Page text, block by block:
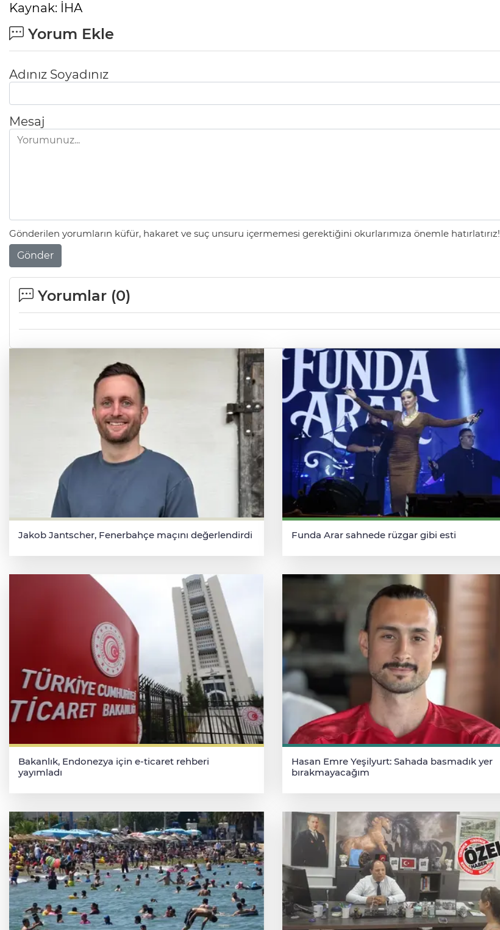
Kaynak: İHA
Yorum Ekle
Adınız Soyadınız
Mesaj
Gönderilen yorumların küfür, hakaret ve suç unsuru içermemesi gerektiğini okurlarımıza önemle hatırlatırız!
Gönder
Yorumlar (0)
Jakob Jantscher, Fenerbahçe maçını değerlendirdi Funda Arar sahnede rüzgar gibi esti
Bakanlık, Endonezya için e-ticaret rehberi
yayımladı
Hasan Emre Yeşilyurt: Sahada basmadık yer
bırakmayacağım